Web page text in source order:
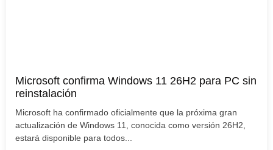
Microsoft confirma Windows 11 26H2 para PC sin
reinstalación
Microsoft ha confirmado oficialmente que la próxima gran
actualización de Windows 11, conocida como versión 26H2,
estará disponible para todos...